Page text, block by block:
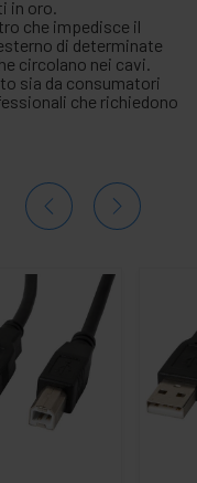
in oro.
che impedisce il
di determinate
circolano nei cavi.
sia da consumatori
che richiedono